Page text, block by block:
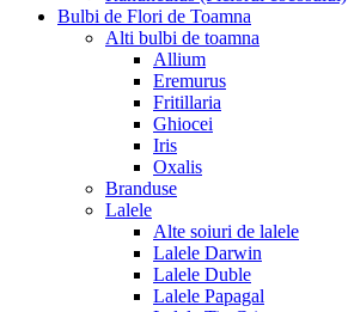
Bulbi de Flori de Toamna
Alti bulbi de toamna
Allium
Eremurus
Fritillaria
Ghiocei
Iris
Oxalis
Branduse
Lalele
Alte soiuri de lalele
Lalele Darwin
Lalele Duble
Lalele Papagal